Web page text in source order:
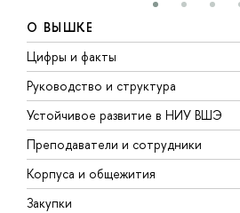
О ВЫШКЕ
Цифры и факты
Руководство и структура
Устойчивое развитие в НИУ ВШЭ
Преподаватели и сотрудники
Корпуса и общежития
Закупки